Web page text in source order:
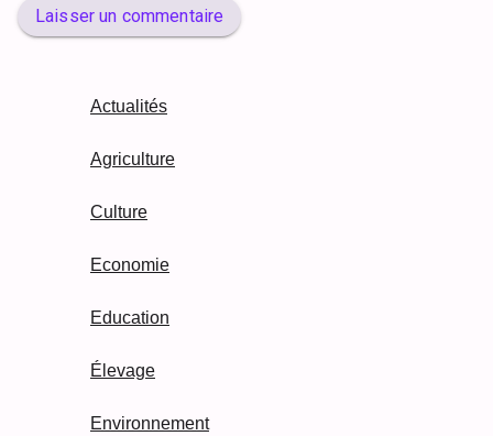
Laisser un commentaire
Actualités
Agriculture
Culture
Economie
Education
Élevage
Environnement